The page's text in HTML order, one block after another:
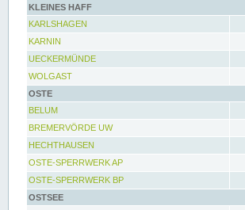
KLEINES HAFF
KARLSHAGEN
KARNIN
UECKERMÜNDE
WOLGAST
OSTE
BELUM
BREMERVÖRDE UW
HECHTHAUSEN
OSTE-SPERRWERK AP
OSTE-SPERRWERK BP
OSTSEE